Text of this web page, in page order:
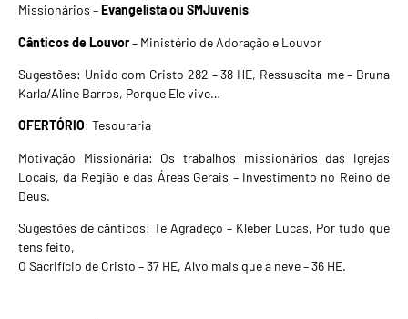
Missionários –Evangelista ou SMJuvenis
Cânticos de Louvor– Ministério de Adoração e Louvor
Sugestões: Unido com Cristo 282 – 38 HE, Ressuscita-me – Bruna
Karla/Aline Barros, Porque Ele vive…
OFERTÓRIO: Tesouraria
Motivação Missionária: Os trabalhos missionários das Igrejas
Locais, da Região e das Áreas Gerais – Investimento no Reino de
Deus.
Sugestões de cânticos: Te Agradeço – Kleber Lucas, Por tudo que
tens feito,
O Sacrifício de Cristo – 37 HE, Alvo mais que a neve – 36 HE.